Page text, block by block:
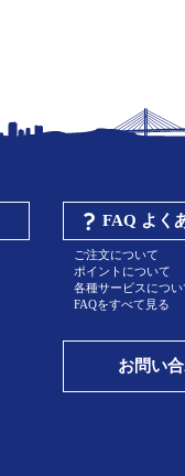
FAQ よく
ご注文について
ポイントについて
各種サービスについ
FAQをすべて見る
お問い